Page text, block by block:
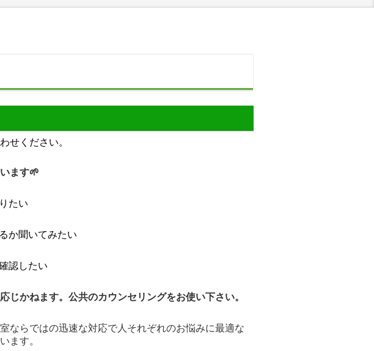
せください。
ます🌱
たい
か聞いてみたい
認したい
じかねます。公共のカウンセリングをお使い下さい。
ならではの迅速な対応で人それぞれのお悩みに最適な
ます。